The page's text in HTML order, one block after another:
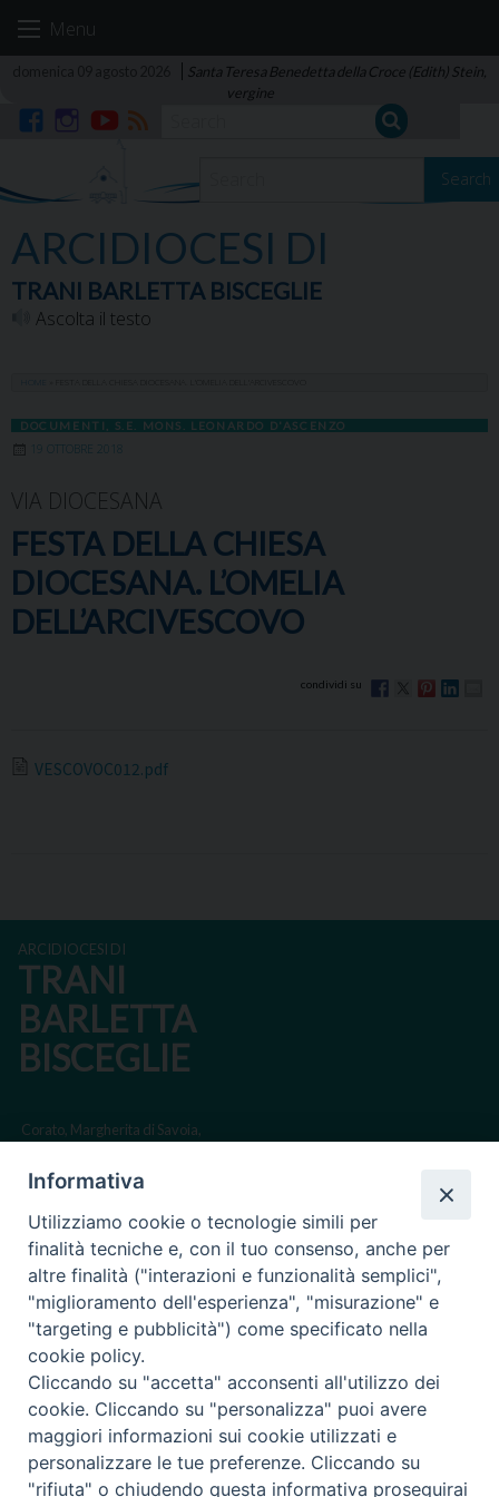
Menu
Santa Teresa Benedetta della Croce (Edith) Stein,
vergine
Search
ARCIDIOCESI DI
TRANI BARLETTA BISCEGLIE
Ascolta il testo
DOCUMENTI S.E. MONS. LEONARDO D'ASCENZO
19 OTTOBRE 2018
VIA DIOCESANA
FESTA DELLA CHIESA
DIOCESANA. L’OMELIA
DELL’ARCIVESCOVO
VESCOVOC012.pdf
ARCIDIOCESI DI
TRANI
BARLETTA
BISCEGLIE
Corato, Margherita di Savoia,
Regione ecclesiastica Puglia
Via Beltrani, 9
76125 Trani BT
Centralino Tel. 0883 494211
Cancelleria Tel. 0883 494204
cancelleria@arcidiocesitrani.it
Copyright © Arcidiocesi di Trani Barletta Bisceglie
Informativa
Utilizziamo cookie o tecnologie simili per
finalità tecniche e, con il tuo consenso, anche per
altre finalità ("interazioni e funzionalità semplici",
"miglioramento dell'esperienza", "misurazione" e
"targeting e pubblicità") come specificato nella
cookie policy.
Cliccando su "accetta" acconsenti all'utilizzo dei
cookie. Cliccando su "personalizza" puoi avere
maggiori informazioni sui cookie utilizzati e
personalizzare le tue preferenze. Cliccando su
"rifiuta" o chiudendo questa informativa proseguirai